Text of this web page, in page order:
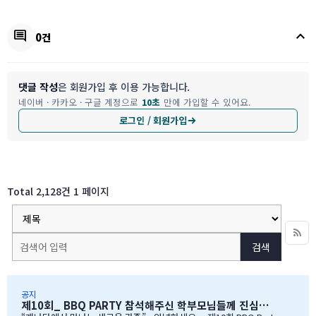
comment 0건 keyboard_arrow_up
댓글 작성은 회원가입 후 이용 가능합니다.
네이버 · 카카오 · 구글 계정으로 10초 만에 가입할 수 있어요.
로그인 / 회원가입
Total 2,128건 1 페이지
검색
공지
제10회_ BBQ PARTY 참석해주신 학부모님들께 진심으로 감사드립니다